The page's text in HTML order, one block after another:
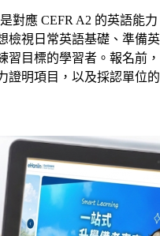
對應 CEFR A2 的英語能力
檢視日常英語基礎、準備英
習目標的學習者。報名前，
證明項目，以及採認單位的